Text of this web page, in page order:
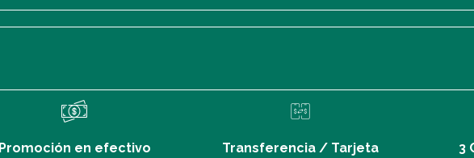
Promoción en efectivo
Transferencia / Tarjeta
3